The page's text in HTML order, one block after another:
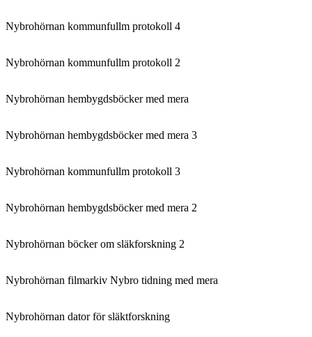
Nybrohörnan kommunfullm protokoll 4
Nybrohörnan kommunfullm protokoll 2
Nybrohörnan hembygdsböcker med mera
Nybrohörnan hembygdsböcker med mera 3
Nybrohörnan kommunfullm protokoll 3
Nybrohörnan hembygdsböcker med mera 2
Nybrohörnan böcker om släkforskning 2
Nybrohörnan filmarkiv Nybro tidning med mera
Nybrohörnan dator för släktforskning